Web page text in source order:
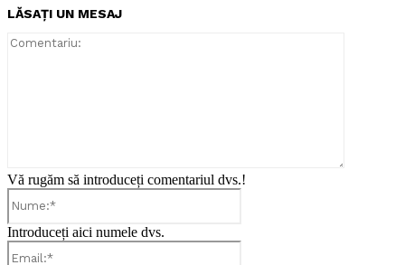
LĂSAȚI UN MESAJ
Vă rugăm să introduceți comentariul dvs.!
Introduceți aici numele dvs.